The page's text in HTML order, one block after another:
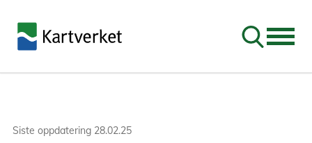
Søk
Siste oppdatering 28.02.25